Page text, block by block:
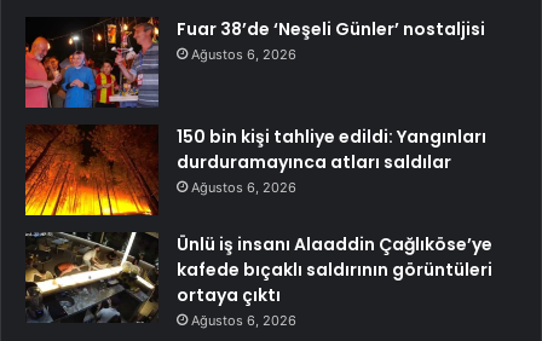
Fuar 38’de ‘Neşeli Günler’ nostaljisi
Ağustos 6, 2026
150 bin kişi tahliye edildi: Yangınları
durduramayınca atları saldılar
Ağustos 6, 2026
Ünlü iş insanı Alaaddin Çağlıköse’ye
kafede bıçaklı saldırının görüntüleri
ortaya çıktı
Ağustos 6, 2026